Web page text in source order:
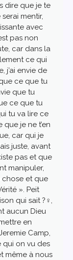
dire que je te
mentir,
avec
pas non
car dans la
ce qui
j’ai envie de
ce que tu
que tu
ce que tu
tu va lire ce
je ne t’en
car qui je
juste, avant
pas et que
manipuler,
chose et que
». Peit
qui sait ?‍♀️,
aucun Dieu
en
Camp,
qui on vu des
même à nous